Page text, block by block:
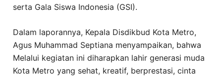
serta Gala Siswa Indonesia (GSI).
Dalam laporannya, Kepala Disdikbud Kota Metro,
Agus Muhammad Septiana menyampaikan, bahwa
Melalui kegiatan ini diharapkan lahir generasi muda
Kota Metro yang sehat, kreatif, berprestasi, cinta